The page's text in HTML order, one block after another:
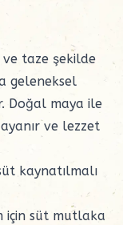
ve taze şekilde
geleneksel
Doğal maya ile
ve lezzet
kaynatılmalı
için süt mutlaka